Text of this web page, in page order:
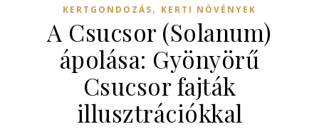
KERTGONDOZÁS, KERTI NÖVÉNYEK
A Csucsor (Solanum)
ápolása: Gyönyörű
Csucsor fajták
illusztrációkkal